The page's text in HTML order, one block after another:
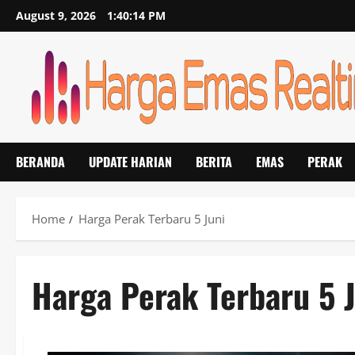
Skip
to
August 9, 2026 1:40:14 PM
BERANDA UPDATE HARIAN BERITA EMAS PERAK
Home Harga Perak Terbaru 5 Juni
Harga Perak Terbaru 5